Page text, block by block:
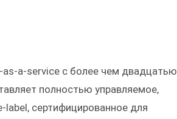
a-service с более чем двадцатью
полностью управляемое,
сертифицированное для